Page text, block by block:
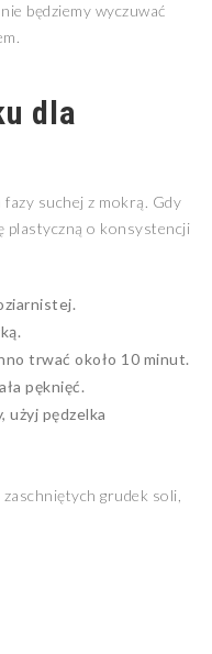
będziemy wyczuwać
dla
fazy suchej z mokrą. Gdy
plastyczną o konsystencji
trwać około 10 minut.
pęknięć.
użyj pędzelka
grudek soli,